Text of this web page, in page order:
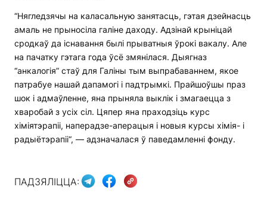
“Нягледзячы на каласальную занятасць, гэтая дзейнасць
амаль не прыносіла галіне даходу. Адзінай крыніцай
сродкаў да існавання былі прыватныя ўрокі вакалу. Але
на пачатку гэтага года ўсё змянілася. Дыягназ
“анкалогія” стаў для Галіны тым выпрабаваннем, якое
патрабуе нашай дапамогі і падтрымкі. Прайшоўшы праз
шок і адмаўленне, яна прыняла выклік і змагаецца з
хваробай з усіх сіл. Цяпер яна праходзіць курс
хіміятэрапіі, наперадзе-аперацыя і новыя курсы хімія- і
радыётэрапіі“, — адзначалася ў паведамленні фонду.
ПАДЗЯЛІЦЦА: